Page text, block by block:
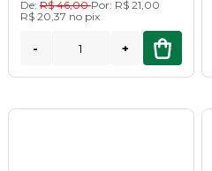
De: R$ 46,00Por: R$ 21,00
R$ 20,37 no pix
- +